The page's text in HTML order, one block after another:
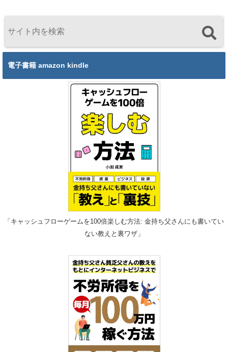
電子書籍 amazon kindle
「キャッシュフローゲームを100倍楽しむ方法: 金持ち父さんにも書いてい
ない教えと裏ワザ」